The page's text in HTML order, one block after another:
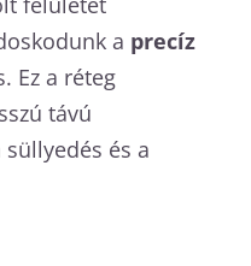
a precíz
Ez a réteg
távú
és a